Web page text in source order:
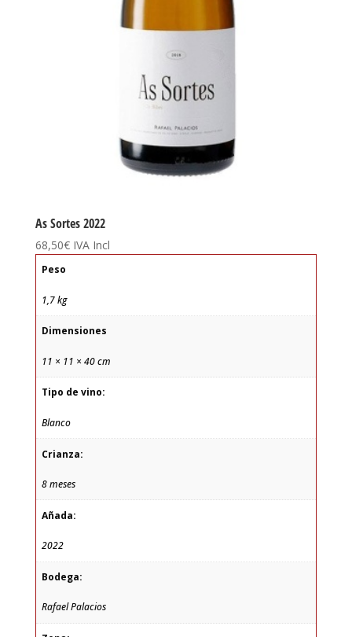
As Sortes 2022
68,50€ IVA Incl
Peso
1,7 kg
Dimensiones
11 × 11 × 40 cm
Tipo de vino:
Blanco
Crianza:
8 meses
Añada:
2022
Bodega:
Rafael Palacios